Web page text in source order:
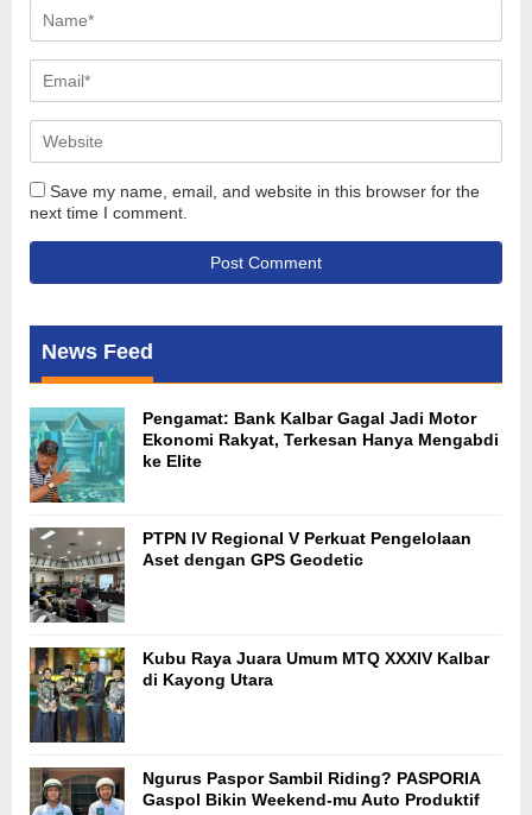
Save my name, email, and website in this browser for the
next time I comment.
News Feed
Pengamat: Bank Kalbar Gagal Jadi Motor
Ekonomi Rakyat, Terkesan Hanya Mengabdi
ke Elite
PTPN IV Regional V Perkuat Pengelolaan
Aset dengan GPS Geodetic
Kubu Raya Juara Umum MTQ XXXIV Kalbar
di Kayong Utara
Ngurus Paspor Sambil Riding? PASPORIA
Gaspol Bikin Weekend-mu Auto Produktif